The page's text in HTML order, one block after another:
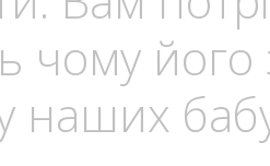
чому його
наших